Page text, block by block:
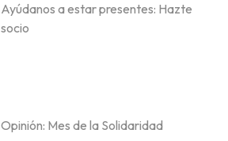
Ayúdanos a estar presentes: Hazte
socio
Opinión: Mes de la Solidaridad